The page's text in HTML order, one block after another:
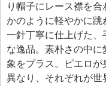
り帽子にレース襟を
かのように軽やかに
一針丁寧に仕上げた
な逸品。素朴さの中
象をプラス。ピエロが
異なり、それぞれが